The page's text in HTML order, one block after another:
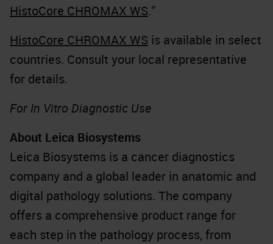
HistoCore CHROMAX WS.”
HistoCore CHROMAX WS is available in select
countries. Consult your local representative
for details.
For In Vitro Diagnostic Use
About Leica Biosystems
Leica Biosystems is a cancer diagnostics
company and a global leader in anatomic and
digital pathology solutions. The company
offers a comprehensive product range for
each step in the pathology process, from